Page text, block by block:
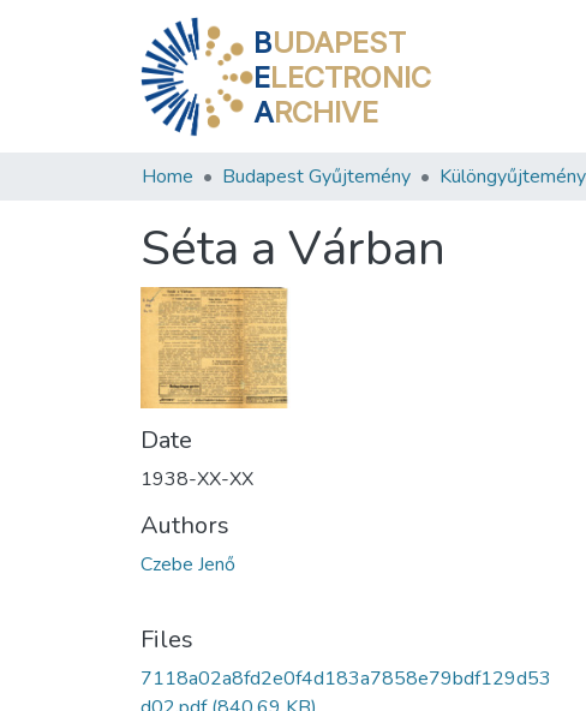
BUDAPEST
ELECTRONIC
ARCHIVE
Home Budapest Gyűjtemény
Séta a Várban
Date
1938-XX-XX
Authors
Czebe Jenő
Files
7118a02a8fd2e0f4d183a7858e79bdf129d53